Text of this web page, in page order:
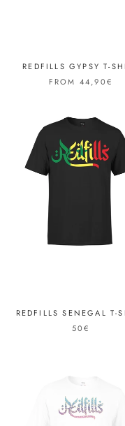
REDFILLS GYPSY T-
FROM 44,90€
REDFILLS SENEGAL T-
50€